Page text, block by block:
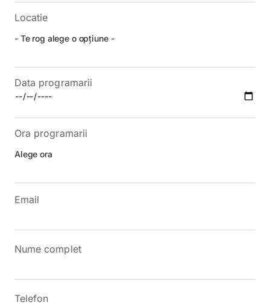
Locatie
Data programarii
Ora programarii
Email
Nume complet
Telefon